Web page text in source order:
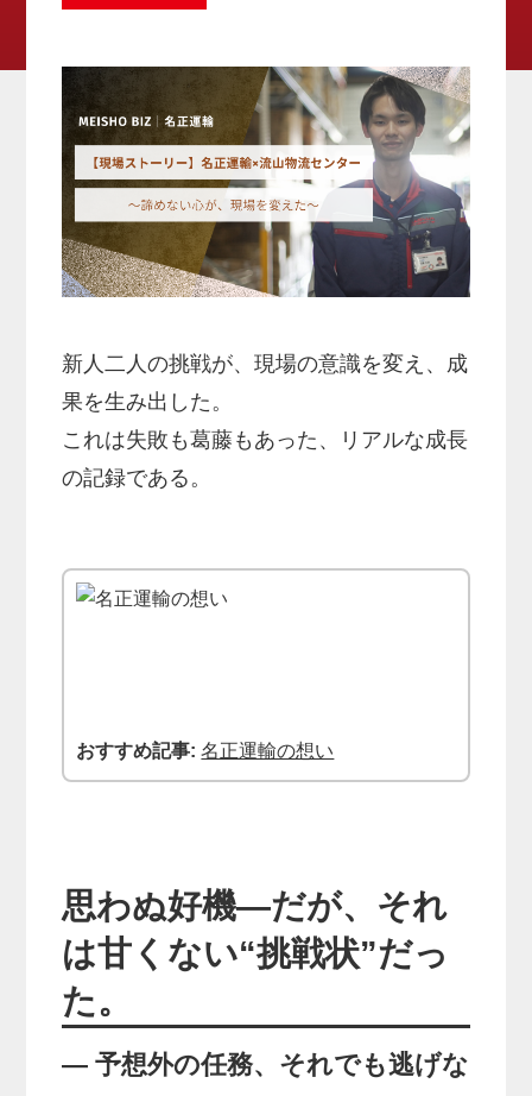
新人二人の挑戦が、現場の意識を変え、成
果を生み出した。
これは失敗も葛藤もあった、リアルな成長
の記録である。
おすすめ記事:名正運輸の想い
思わぬ好機―だが、それ
は甘くない“挑戦状”だっ
た。
― 予想外の任務、それでも逃げな